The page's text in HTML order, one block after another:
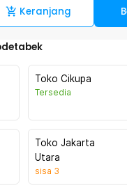
Keranjang
Toko Cikupa
Tersedia
Toko Jakarta
Utara
sisa 3